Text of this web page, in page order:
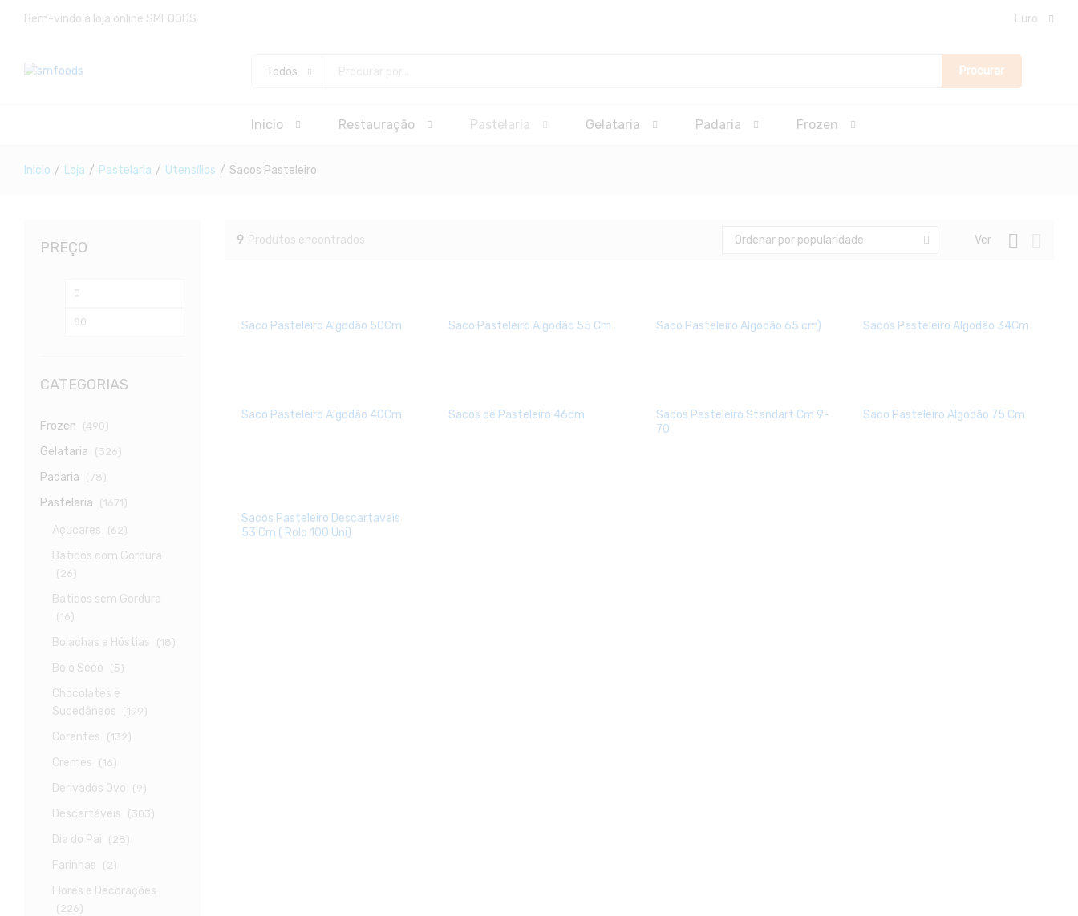
Bem-vindo à loja online SMFOODS Euro
Todos Procurar
Inicio Restauração Pastelaria Gelataria Padaria Frozen
Inicio / Loja / Pastelaria / Utensílios / Sacos Pasteleiro
9 Produtos encontrados Ver
Ordenar por popularidade
Saco Pasteleiro Algodão 50Cm Saco Pasteleiro Algodão 55 Cm Saco Pasteleiro Algodão 65 cm) Sacos Pasteleiro Algodão 34Cm
Saco Pasteleiro Algodão 40Cm Sacos de Pasteleiro 46cm
Sacos Pasteleiro Standart Cm 9-
70
Saco Pasteleiro Algodão 75 Cm
Sacos Pasteleiro Descartaveis
53 Cm ( Rolo 100 Uni)
PREÇO
Preço
CATEGORIAS
Frozen (490)
Gelataria (326)
Padaria (78)
Pastelaria (1671)
Açucares (62)
Batidos com Gordura
(26)
Batidos sem Gordura
(16)
Bolachas e Hóstias (18)
Bolo Seco (5)
Chocolates e
Sucedâneos
(199)
Corantes (132)
Cremes (16)
Derivados Ovo (9)
Descartáveis (303)
Dia do Pai (28)
Farinhas (2)
Flores e Decorações
(226)